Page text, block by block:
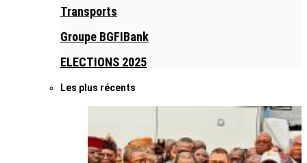
Transports
Groupe BGFIBank
ELECTIONS 2025
Les plus récents